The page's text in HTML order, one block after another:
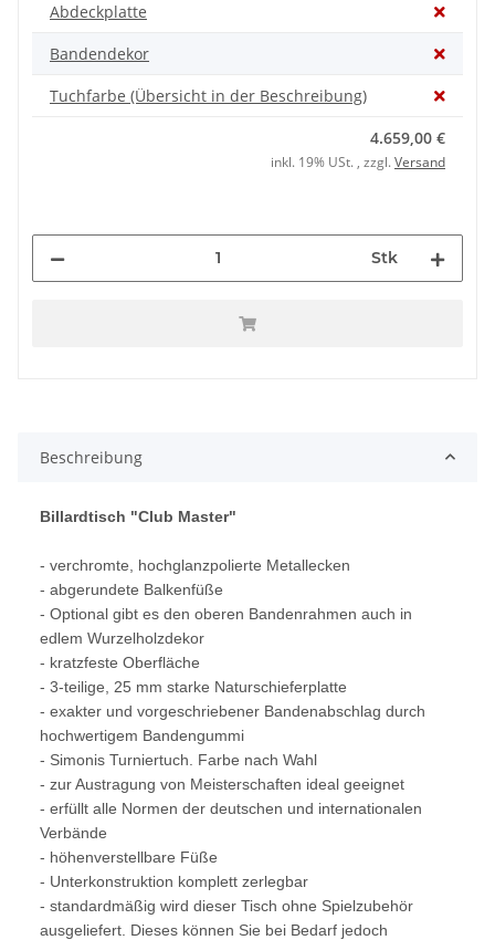
Abdeckplatte
Bandendekor
Tuchfarbe (Übersicht in der Beschreibung)
4.659,00 €
inkl. 19% USt. , zzgl.Versand
Stk
Beschreibung
Billardtisch "Club Master"
- verchromte, hochglanzpolierte Metallecken
- abgerundete Balkenfüße
- Optional gibt es den oberen Bandenrahmen auch in
edlem Wurzelholzdekor
- kratzfeste Oberfläche
- 3-teilige, 25 mm starke Naturschieferplatte
- exakter und vorgeschriebener Bandenabschlag durch
hochwertigem Bandengummi
- Simonis Turniertuch. Farbe nach Wahl
- zur Austragung von Meisterschaften ideal geeignet
- erfüllt alle Normen der deutschen und internationalen
Verbände
- höhenverstellbare Füße
- Unterkonstruktion komplett zerlegbar
- standardmäßig wird dieser Tisch ohne Spielzubehör
ausgeliefert. Dieses können Sie bei Bedarf jedoch